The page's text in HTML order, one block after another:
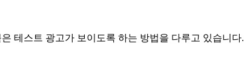
테스트 광고가 보이도록 하는 방법을 다루고 있습니다.